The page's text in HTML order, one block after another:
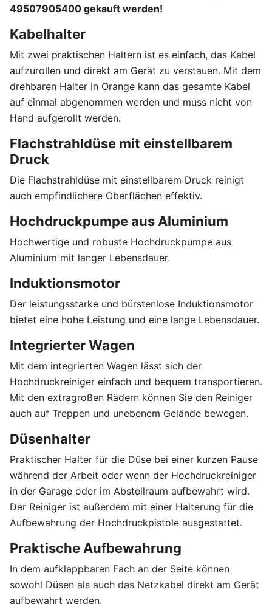
49507905400 gekauft werden!
Kabelhalter
Mit zwei praktischen Haltern ist es einfach, das Kabel
aufzurollen und direkt am Gerät zu verstauen. Mit dem
drehbaren Halter in Orange kann das gesamte Kabel
auf einmal abgenommen werden und muss nicht von
Hand aufgerollt werden.
Flachstrahldüse mit einstellbarem
Druck
Die Flachstrahldüse mit einstellbarem Druck reinigt
auch empfindlichere Oberflächen effektiv.
Hochdruckpumpe aus Aluminium
Hochwertige und robuste Hochdruckpumpe aus
Aluminium mit langer Lebensdauer.
Induktionsmotor
Der leistungsstarke und bürstenlose Induktionsmotor
bietet eine hohe Leistung und eine lange Lebensdauer.
Integrierter Wagen
Mit dem integrierten Wagen lässt sich der
Hochdruckreiniger einfach und bequem transportieren.
Mit den extragroßen Rädern können Sie den Reiniger
auch auf Treppen und unebenem Gelände bewegen.
Düsenhalter
Praktischer Halter für die Düse bei einer kurzen Pause
während der Arbeit oder wenn der Hochdruckreiniger
in der Garage oder im Abstellraum aufbewahrt wird.
Der Reiniger ist außerdem mit einer Halterung für die
Aufbewahrung der Hochdruckpistole ausgestattet.
Praktische Aufbewahrung
In dem aufklappbaren Fach an der Seite können
sowohl Düsen als auch das Netzkabel direkt am Gerät
aufbewahrt werden.